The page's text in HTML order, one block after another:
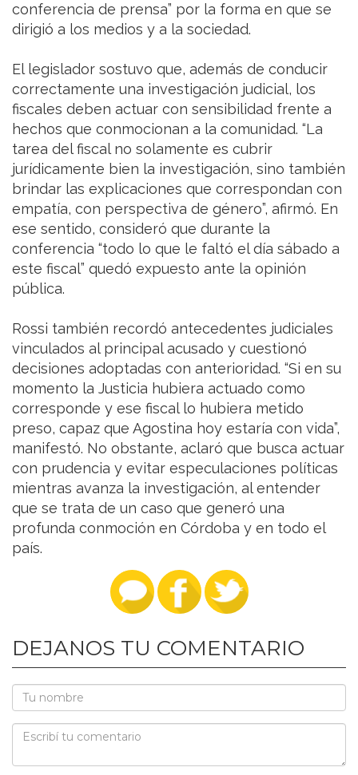
conferencia de prensa” por la forma en que se
dirigió a los medios y a la sociedad.
El legislador sostuvo que, además de conducir
correctamente una investigación judicial, los
fiscales deben actuar con sensibilidad frente a
hechos que conmocionan a la comunidad. “La
tarea del fiscal no solamente es cubrir
jurídicamente bien la investigación, sino también
brindar las explicaciones que correspondan con
empatía, con perspectiva de género”, afirmó. En
ese sentido, consideró que durante la
conferencia “todo lo que le faltó el día sábado a
este fiscal” quedó expuesto ante la opinión
pública.
Rossi también recordó antecedentes judiciales
vinculados al principal acusado y cuestionó
decisiones adoptadas con anterioridad. “Si en su
momento la Justicia hubiera actuado como
corresponde y ese fiscal lo hubiera metido
preso, capaz que Agostina hoy estaría con vida”,
manifestó. No obstante, aclaró que busca actuar
con prudencia y evitar especulaciones políticas
mientras avanza la investigación, al entender
que se trata de un caso que generó una
profunda conmoción en Córdoba y en todo el
país.
DEJANOS TU COMENTARIO